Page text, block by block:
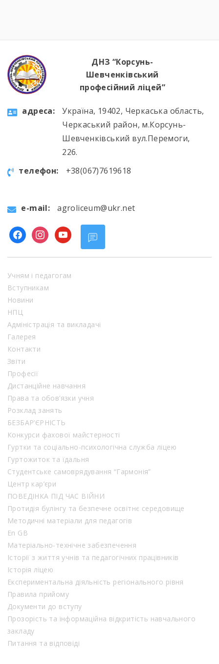
ДНЗ “Корсунь-
Шевченківський
професійний ліцей”
aдресa:
Україна, 19402, Черкаська область,
Черкаський район, м.Корсунь-
Шевченківський вул.Перемоги,
226.
телефон:
+38(067)7619618
e-mail: agroliceum@ukr.net
facebookinstagram
youtube
Учням і педагогам
Вступникам
Новини
НПЦ
Адміністрація та викладачі
Галерея
Контакти
Звіти
Професії
Дистанційне навчання
Права та обов’язки учня
Розклад занять
БЕЗБАР’ЄРНІСТЬ
Конкурси фахової майстерності
Гуртки та соціально-психологічна служба ліцею
Гуртожиток та їдальня
Студентське самоврядування “Гармонія”
Центр кар’єри
ПОВЕДІНКА ПІД ЧАС ВІЙНИ
Протидія булінгу та безпечне освітнє середовище
Методичні матеріали для педагогів
En GB
Матеріально-технічне забезпечення
Історії з життя учнів та педагогічних працівників
Історія ліцею
Експериментальна діяльність регіонального рівня
Правила прийому
Документи до вступу
Прозорість та інформаційна відкритість навчального
закладу
Питання та відповіді